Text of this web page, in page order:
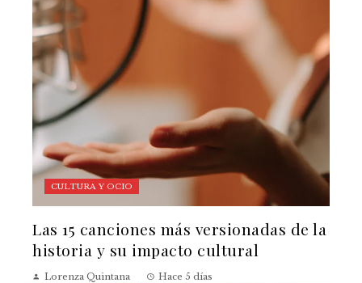
CULTURA Y OCIO
Las 15 canciones más versionadas de la
historia y su impacto cultural
Lorenza Quintana Hace 5 días